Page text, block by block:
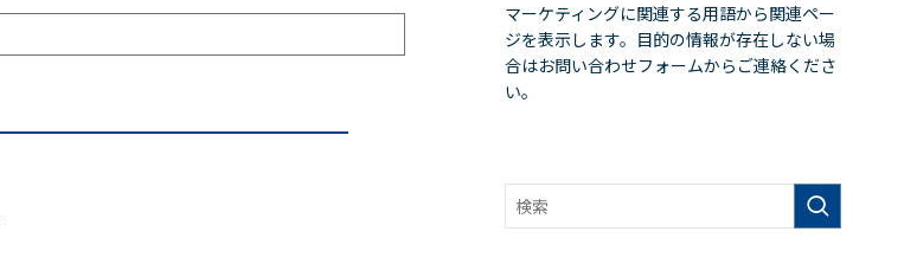
マーケティングに関連する用語から関連ペー
ジを表示します。目的の情報が存在しない場
合はお問い合わせフォームからご連絡くださ
い。